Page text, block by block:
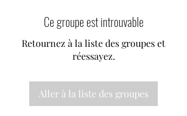
Ce groupe est introuvable
Retournez à la liste des groupes et
réessayez.
Aller à la liste des groupes